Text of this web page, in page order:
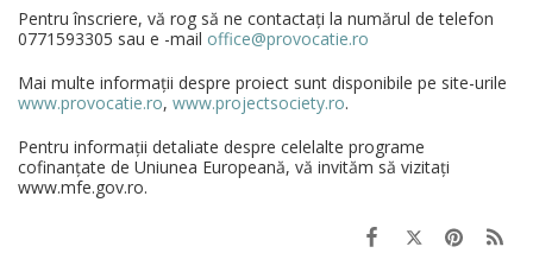
Pentru înscriere, vă rog să ne contactați la numărul de telefon
0771593305 sau e -mail office@provocatie.ro
Mai multe informații despre proiect sunt disponibile pe site-urile
www.provocatie.ro, www.projectsociety.ro.
Pentru informații detaliate despre celelalte programe
cofinanțate de Uniunea Europeană, vă invităm să vizitați
www.mfe.gov.ro.